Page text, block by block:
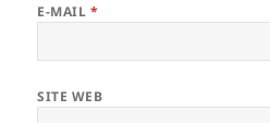
E-MAIL *
SITE WEB